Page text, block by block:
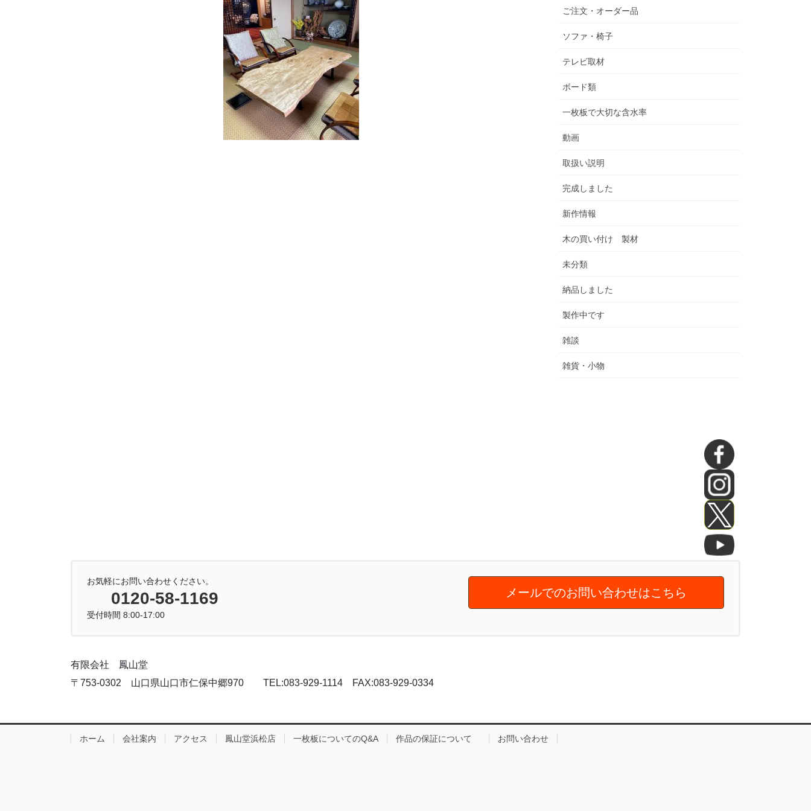
ご注文・オーダー品
ソファ・椅子
テレビ取材
ボード類
一枚板で大切な含水率
動画
取扱い説明
完成しました
新作情報
木の買い付け 製材
未分類
納品しました
製作中です
雑談
雑貨・小物
お気軽にお問い合わせください。
0120-58-1169
受付時間 8:00-17:00
メールでのお問い合わせはこちら
有限会社 鳳山堂
〒753-0302 山口県山口市仁保中郷970 TEL:083-929-1114 FAX:083-929-0334
ホーム 会社案内 アクセス 鳳山堂浜松店 一枚板についてのQ&A 作品の保証について お問い合わせ